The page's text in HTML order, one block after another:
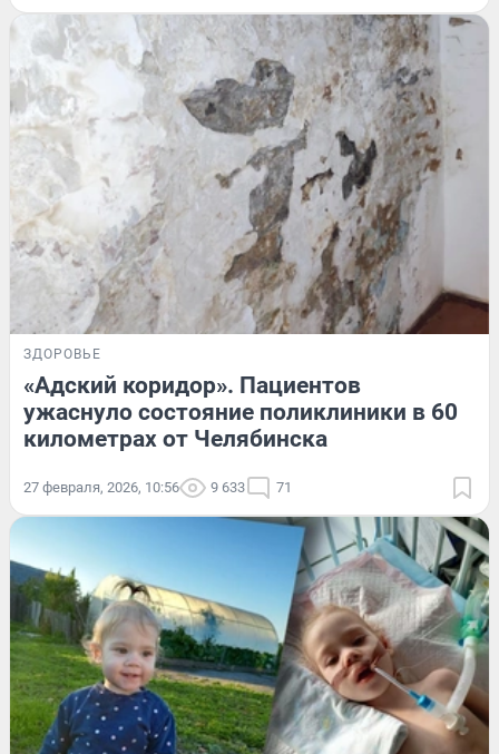
ЗДОРОВЬЕ
«Адский коридор». Пациентов
ужаснуло состояние поликлиники в 60
километрах от Челябинска
27 февраля, 2026, 10:56 9 633 71